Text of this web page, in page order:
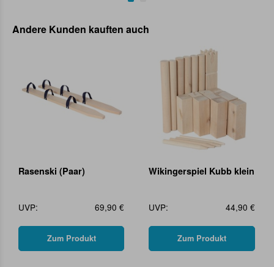
Andere Kunden kauften auch
Rasenski (Paar)
UVP: 69,90 €
Zum Produkt
Wikingerspiel Kubb klein
UVP: 44,90 €
Zum Produkt